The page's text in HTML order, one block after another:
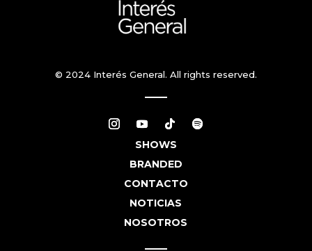
© 2024 Interés General. All rights reserved.
SHOWS
BRANDED
CONTACTO
NOTICIAS
NOSOTROS